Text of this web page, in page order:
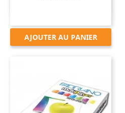
AJOUTER AU PANIER